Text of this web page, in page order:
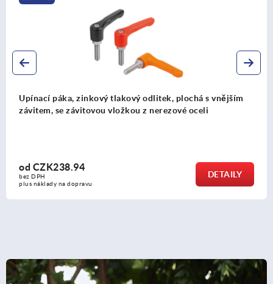
s vnějším
DETAILY
Upínací páka, zinkový tlakový odlitek, s
a krytkou, se závitovou vložkou z oceli,